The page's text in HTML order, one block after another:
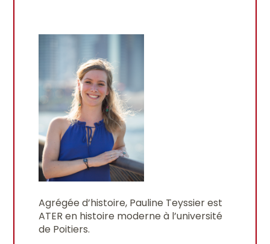
Agrégée d’histoire, Pauline Teyssier est
ATER en histoire moderne à l’université
de Poitiers.